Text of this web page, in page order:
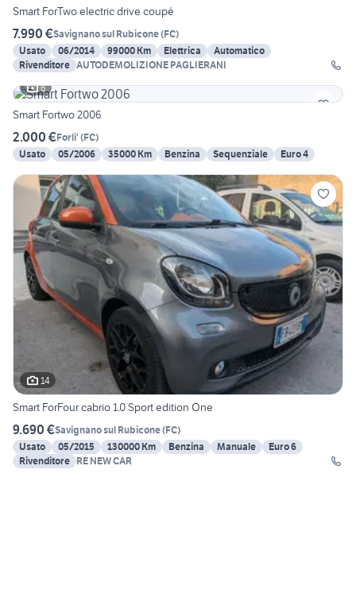
Smart ForTwo electric drive coupé
7.990 €Savignano sul Rubicone(FC)
Usato
06/2014 99000 Km Elettrica
Automatico
Rivenditore AUTODEMOLIZIONE PAGLIERANI
6
Smart Fortwo 2006
2.000 €Forli' (FC)
Usato
05/2006 35000 Km Benzina Sequenziale Euro 4
14
Smart ForFour cabrio 1.0 Sport edition One
9.690 €Savignano sul Rubicone(FC)
Usato
05/2015 130000 Km Benzina Manuale
Euro 6
Rivenditore RE NEW CAR